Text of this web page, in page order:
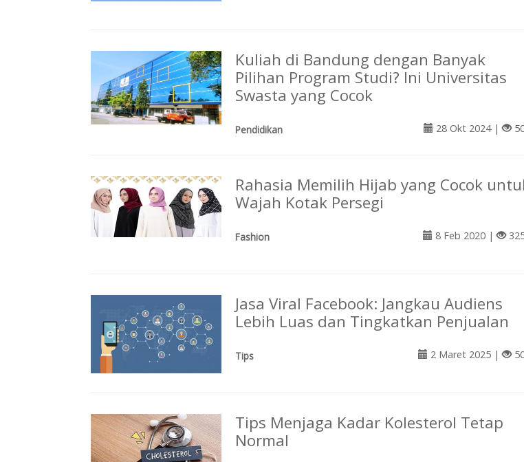
Kuliah di Bandung dengan Banyak
Pilihan Program Studi? Ini Universitas
Swasta yang Cocok
Pendidikan 28 Okt 2024 |
Rahasia Memilih Hijab yang Cocok
Wajah Kotak Persegi
Fashion 8 Feb 2020 |
Jasa Viral Facebook: Jangkau Audiens
Lebih Luas dan Tingkatkan Penjualan
Tips 2 Maret 2025 |
Tips Menjaga Kadar Kolesterol Tetap
Normal